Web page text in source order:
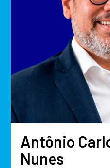
Antônio
Nunes